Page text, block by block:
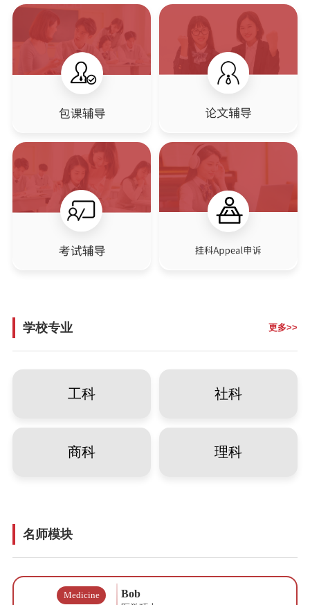
学校专业 更多>>
工科 社科
商科 理科
名师模块
Medicine Bob